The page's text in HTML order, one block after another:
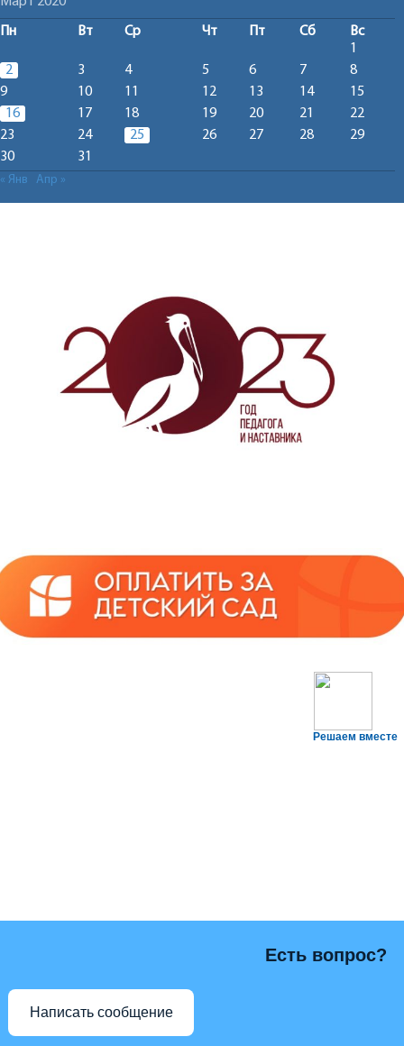
Пн Вт Ср Чт Пт Сб
Вс
1
2
3 4 5 6 7
8
9
10 11 12 13 14
15
16
17 18 19 20 21
22
23
24 25 26 27 28
29
30
31
« Янв Апр »
Решаем вместе
Есть вопрос?
Написать сообщение